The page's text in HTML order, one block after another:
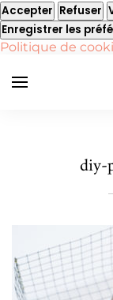
Accepter Refuser
Enregistrer les
Politique de
diy-